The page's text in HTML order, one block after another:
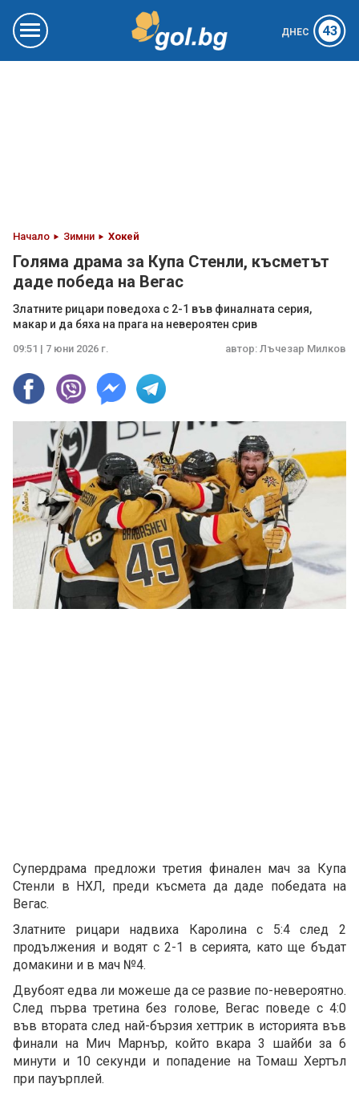
ДНЕС 43
Начало Зимни Хокей
Голяма драма за Купа Стенли, късметът
даде победа на Вегас
Златните рицари поведоха с 2-1 във финалната серия,
макар и да бяха на прага на невероятен срив
09:51 | 7 юни 2026 г. автор: Лъчезар Милков
Супердрама предложи третия финален мач за Купа
Стенли в НХЛ, преди късмета да даде победата на
Вегас.
Златните рицари надвиха Каролина с 5:4 след 2
продължения и водят с 2-1 в серията, като ще бъдат
домакини и в мач №4.
Двубоят едва ли можеше да се развие по-невероятно.
След първа третина без голове, Вегас поведе с 4:0
във втората след най-бързия хеттрик в историята във
финали на Мич Марнър, който вкара 3 шайби за 6
минути и 10 секунди и попадение на Томаш Хертъл
при пауърплей.